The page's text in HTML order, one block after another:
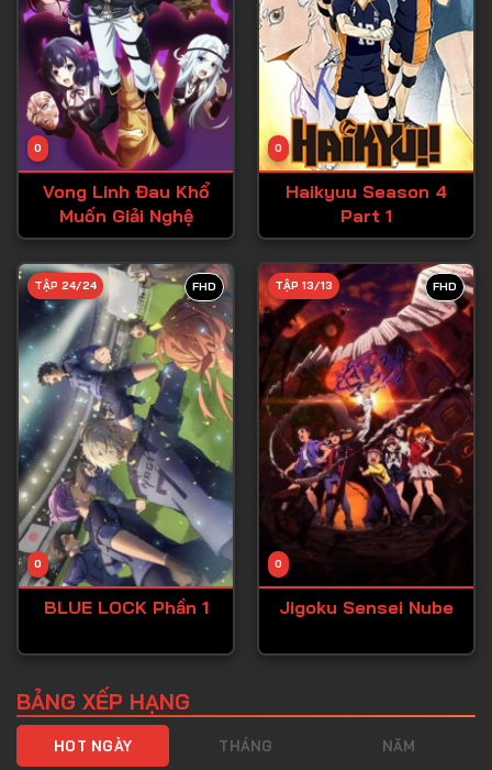
Tập 33
Tập 34
Tập 35
Tập 36
Tập 39
Tập 40
Tập 41
Tập 42
Tập 43
Tập 44
Tập 46
Tập 47
Tập 49
0
Vong Linh Đau Khổ
Muốn Giải Nghệ
0
Haikyuu Season 4
Part 1
FHD
0
TẬP 24/24
BLUE LOCK Phần 1
FHD
0
TẬP 13/13
Jigoku Sensei Nube
BẢNG XẾP HẠNG
HOT NGÀY THÁNG NĂM